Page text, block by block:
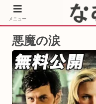
［PR］Prime Video
悪魔の涙
メニュー